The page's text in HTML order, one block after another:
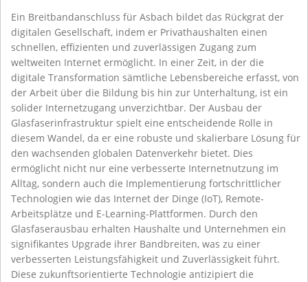
Ein Breitbandanschluss für Asbach bildet das Rückgrat der
digitalen Gesellschaft, indem er Privathaushalten einen
schnellen, effizienten und zuverlässigen Zugang zum
weltweiten Internet ermöglicht. In einer Zeit, in der die
digitale Transformation sämtliche Lebensbereiche erfasst, von
der Arbeit über die Bildung bis hin zur Unterhaltung, ist ein
solider Internetzugang unverzichtbar. Der Ausbau der
Glasfaserinfrastruktur spielt eine entscheidende Rolle in
diesem Wandel, da er eine robuste und skalierbare Lösung für
den wachsenden globalen Datenverkehr bietet. Dies
ermöglicht nicht nur eine verbesserte Internetnutzung im
Alltag, sondern auch die Implementierung fortschrittlicher
Technologien wie das Internet der Dinge (IoT), Remote-
Arbeitsplätze und E-Learning-Plattformen. Durch den
Glasfaserausbau erhalten Haushalte und Unternehmen ein
signifikantes Upgrade ihrer Bandbreiten, was zu einer
verbesserten Leistungsfähigkeit und Zuverlässigkeit führt.
Diese zukunftsorientierte Technologie antizipiert die